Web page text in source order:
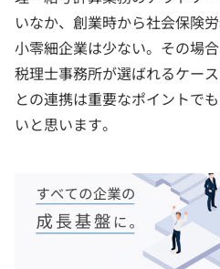
いなか、創業時から社会保険
小零細企業は少ない。その場
税理士事務所が選ばれるケー
との連携は重要なポイントで
いと思います。